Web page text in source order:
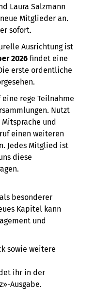
Laura Salzmann
Mitglieder an.
sofort.
Ausrichtung ist
2026 findet eine
erste ordentliche
rege Teilnahme
Nutzt
und
einen weiteren
Jedes Mitglied ist
diese
besonderer
Kapitel kann
und
sowie weitere
ihr in der
Ausgabe.